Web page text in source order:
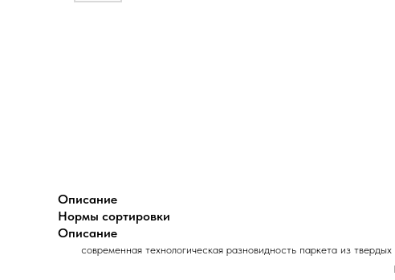
Описание
Нормы сортировки
Описание
современная технологическая разновидность паркета из